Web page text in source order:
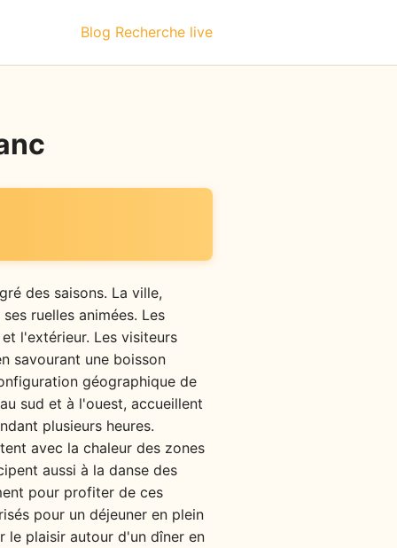
Blog Recherche live
des saisons. La ville,
ruelles animées. Les
l'extérieur. Les visiteurs
savourant une boisson
géographique de
sud et à l'ouest, accueillent
plusieurs heures.
avec la chaleur des zones
aussi à la danse des
pour profiter de ces
pour un déjeuner en plein
le plaisir autour d'un dîner en